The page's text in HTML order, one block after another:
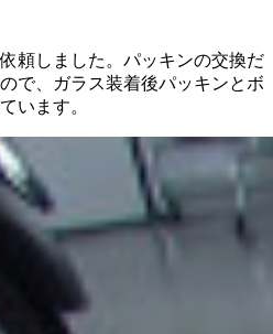
頼しました。パッキンの交換だ
で、ガラス装着後パッキンとボ
います。